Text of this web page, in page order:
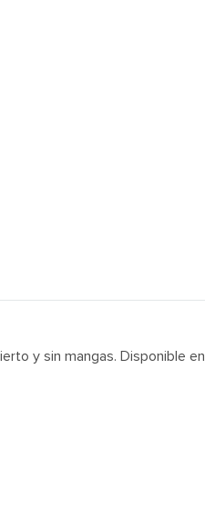
y sin mangas. Disponible en